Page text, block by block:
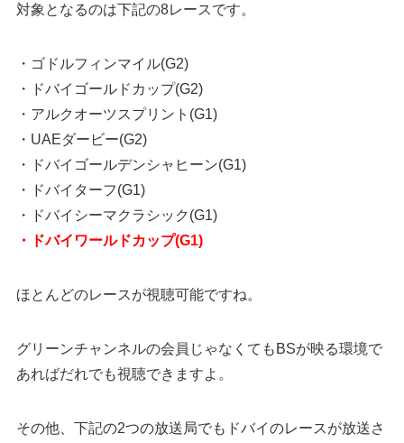
対象となるのは下記の8レースです。
・ゴドルフィンマイル(G2)
・ドバイゴールドカップ(G2)
・アルクオーツスプリント(G1)
・UAEダービー(G2)
・ドバイゴールデンシャヒーン(G1)
・ドバイターフ(G1)
・ドバイシーマクラシック(G1)
・ドバイワールドカップ(G1)
ほとんどのレースが視聴可能ですね。
グリーンチャンネルの会員じゃなくてもBSが映る環境で
あればだれでも視聴できますよ。
その他、下記の2つの放送局でもドバイのレースが放送さ